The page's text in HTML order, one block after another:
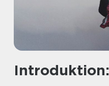
Introduktion: